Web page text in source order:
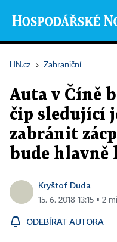
HN.cz › Zahraniční
Auta v Číně
čip sledující
zabránit
bude hlavně
Kryštof Duda
15. 6. 2018 13:15 ▪ 2
ODEBÍRAT AUTORA